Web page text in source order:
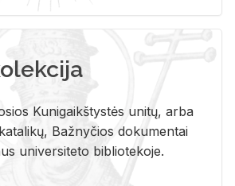
Kunigaikštystės unitų, arba
Bažnyčios dokumentai
universiteto bibliotekoje.